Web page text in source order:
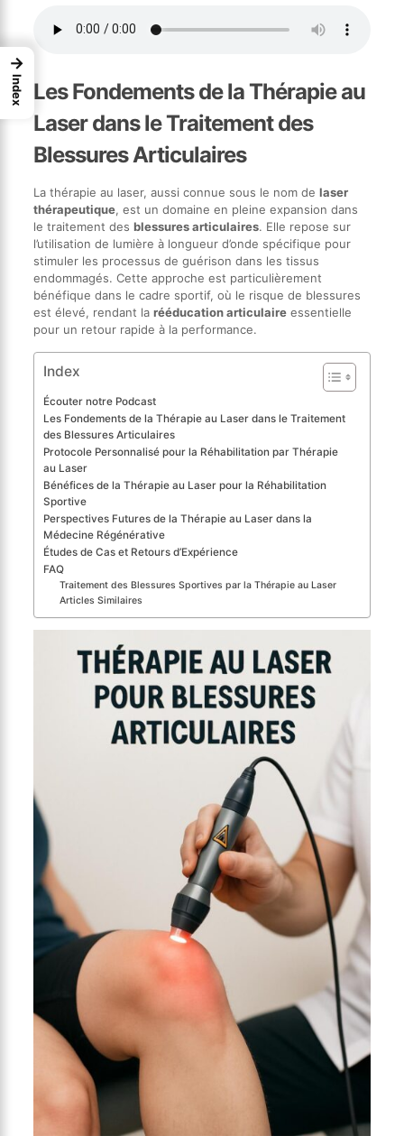
Les Fondements de la Thérapie au
Laser dans le Traitement des
Blessures Articulaires
La thérapie au laser, aussi connue sous le nom de laser
thérapeutique, est un domaine en pleine expansion dans
le traitement des blessures articulaires. Elle repose sur
l’utilisation de lumière à longueur d’onde spécifique pour
stimuler les processus de guérison dans les tissus
endommagés. Cette approche est particulièrement
bénéfique dans le cadre sportif, où le risque de blessures
est élevé, rendant la rééducation articulaireessentielle
pour un retour rapide à la performance.
Index
Écouter notre Podcast
Les Fondements de la Thérapie au Laser dans le Traitement
des Blessures Articulaires
Protocole Personnalisé pour la Réhabilitation par Thérapie
au Laser
Bénéfices de la Thérapie au Laser pour la Réhabilitation
Sportive
Perspectives Futures de la Thérapie au Laser dans la
Médecine Régénérative
Études de Cas et Retours d’Expérience
FAQ
Traitement des Blessures Sportives par la Thérapie au Laser
Articles Similaires
→
Index